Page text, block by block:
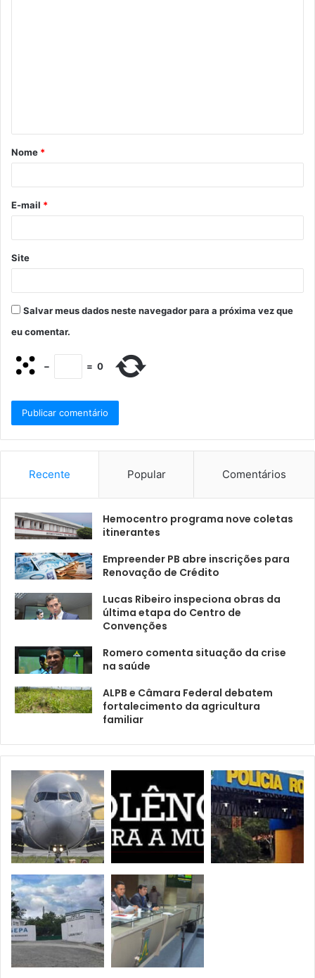
Nome *
E-mail *
Site
Salvar meus dados neste navegador para a próxima vez que
eu comentar.
− = 0
Recente Popular Comentários
Hemocentro programa nove coletas
itinerantes
Empreender PB abre inscrições para
Renovação de Crédito
Lucas Ribeiro inspeciona obras da
última etapa do Centro de
Convenções
Romero comenta situação da crise
na saúde
ALPB e Câmara Federal debatem
fortalecimento da agricultura
familiar